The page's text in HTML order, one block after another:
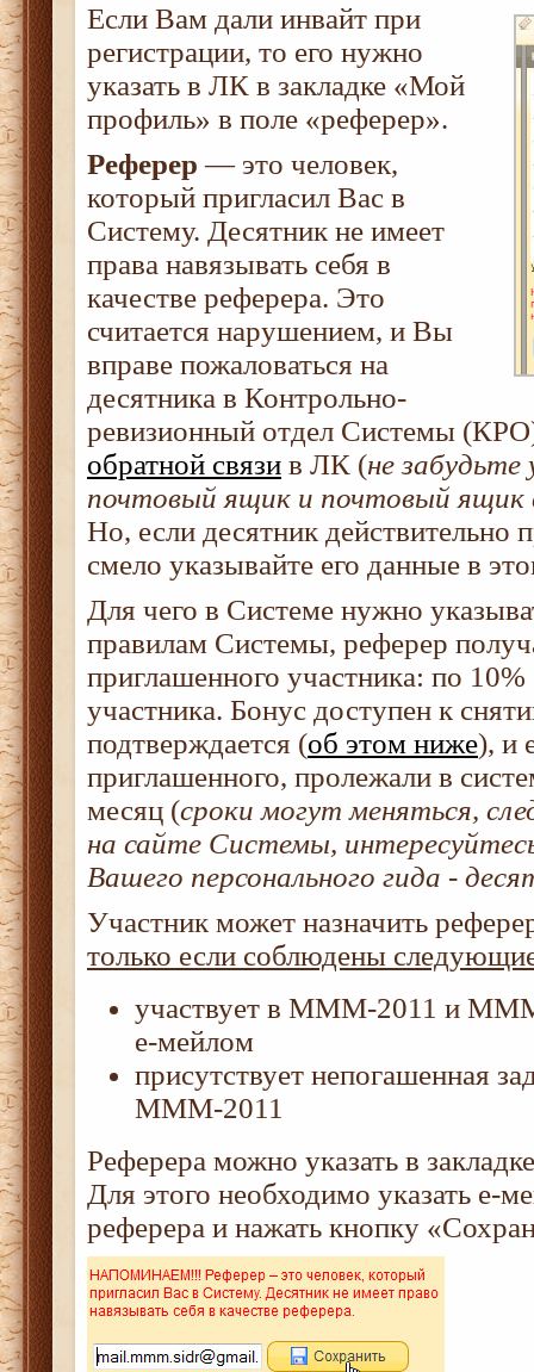
Если Вам дали инвайт при
регистрации, то его нужно
указать в ЛК в закладке «Мой
профиль» в поле «реферер».
Реферер — это человек,
который пригласил Вас в
Систему. Десятник не имеет
права навязывать себя в
качестве реферера. Это
считается нарушением, и Вы
вправе пожаловаться на
десятника в Контрольно-
ревизионный отдел Системы
обратной связи в ЛК (не
почтовый ящик и почтовый ящик
Но, если десятник действительно
смело указывайте его данные в
Для чего в Системе нужно
правилам Системы, реферер
приглашенного участника: по 10%
участника. Бонус доступен к
подтверждается (об этом ниже), и
приглашенного, пролежали в
месяц (сроки могут меняться,
на сайте Системы,
Вашего персонального гида -
Участник может назначить
только если соблюдены
участвует в МММ-2011 и
е-мейлом
присутствует непогашенная
МММ-2011
Реферера можно указать в
Для этого необходимо указать е-
реферера и нажать кнопку